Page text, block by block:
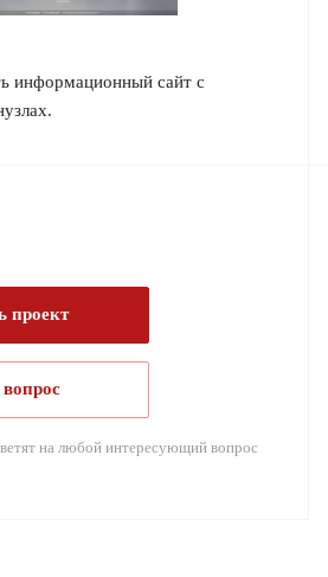
информационный сайт с
проект
на любой интересующий вопрос